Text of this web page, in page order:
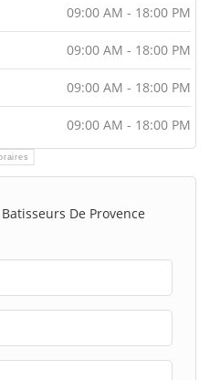
09:00 AM - 18:00 PM
09:00 AM - 18:00 PM
09:00 AM - 18:00 PM
09:00 AM - 18:00 PM
De Provence